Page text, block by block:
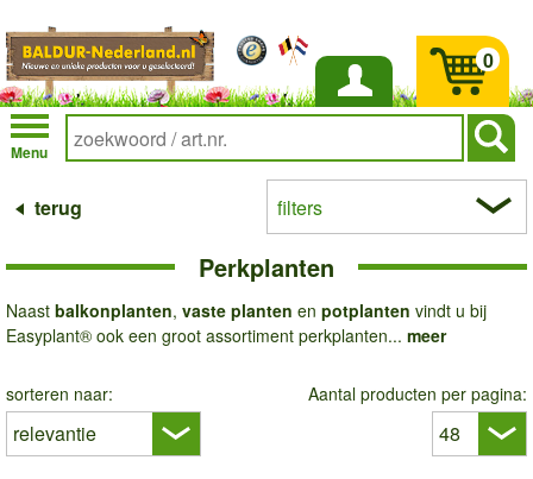
Inloggen
Menu
0
terug filters
Perkplanten
Naast balkonplanten, vaste planten en potplanten vindt u bij
Easyplant® ook een groot assortiment perkplanten... meer
sorteren naar: Aantal producten per pagina: